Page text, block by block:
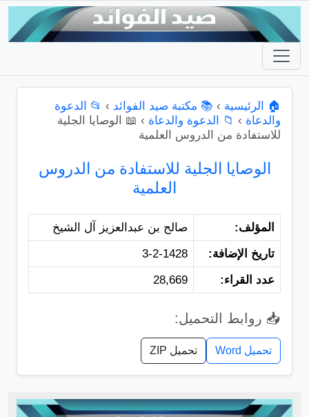
🏠 الرئيسية › 📚 مكتبة صيد الفوائد › 📂 الدعوة
والدعاة › 📁 الدعوة والدعاة › 📖 الوصايا الجلية
للاستفادة من الدروس العلمية
الوصايا الجلية للاستفادة من الدروس
العلمية
المؤلف:
صالح بن عبدالعزيز آل الشيخ
تاريخ الإضافة:
3-2-1428
عدد القراء:
28,669
📥 روابط التحميل:
تحميل Word تحميل ZIP